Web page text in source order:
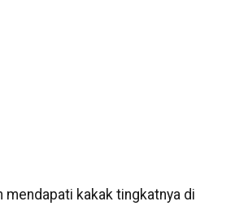
mendapati kakak tingkatnya di